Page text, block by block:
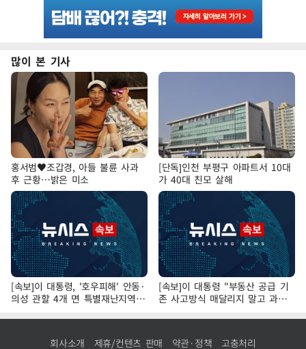
많이 본 기사
홍서범♥조갑경, 아들 불륜 사과
후 근황…밝은 미소
[단독]인천 부평구 아파트서 10대
가 40대 친모 살해
[속보]이 대통령, '호우피해' 안동·
의성 관할 4개 면 특별재난지역
선포
[속보]이 대통령 "부동산 공급 기
존 사고방식 매달리지 말고 과감
히 실천"
회사소개 제휴/컨텐츠 판매 약관·정책 고충처리